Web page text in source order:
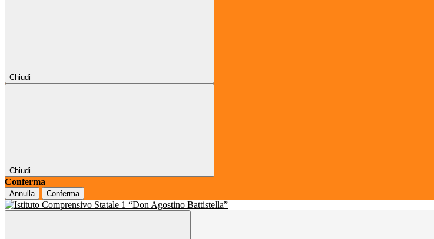
Chiudi
Chiudi
Conferma
Annulla Conferma